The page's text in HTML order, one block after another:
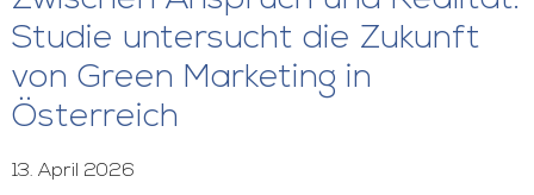
Studie untersucht die Zukunft
von Green Marketing in
Österreich
13. April 2026